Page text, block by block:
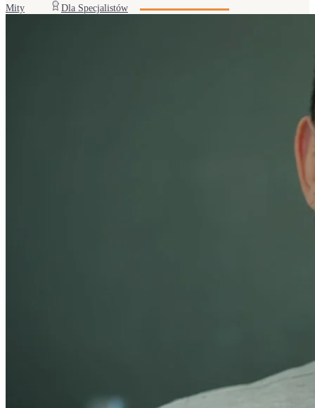
Mity
Dla Specjalistów